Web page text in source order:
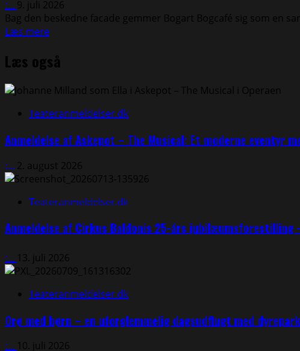
:... 9. juli 2026
Bag den beskedne facade gemmer Bogart Bogcafé sig som en
Læs mereRead
about
Bogart
Bogcafé
i
Holbæk
en
hyldest
til
bøger,
og
verden,
troede
var
Læs også
Teateranmeldelser.dk
Anmeldelse af Askepot – The Musical: Et moderne eventyr
:... 2. august 2026
Teateranmeldelser.dk
Anmeldelse af Cirkus Baldonis 25-års jubilæumsforestilling
:... 13. juli 2026
Teateranmeldelser.dk
Orø med børn – en uforglemmelig dagsudflugt med
:... 10. juli 2026